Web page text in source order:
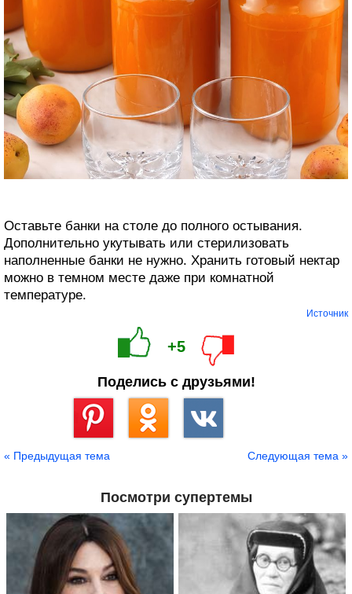
Оставьте банки на столе до полного остывания.
Дополнительно укутывать или стерилизовать
наполненные банки не нужно. Хранить готовый нектар
можно в темном месте даже при комнатной
температуре.
Источник
+5
Поделись с друзьями!
« Предыдущая тема Следующая тема »
Посмотри супертемы